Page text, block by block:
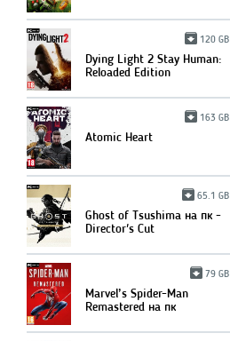
120 GB
Dying Light 2 Stay Human:
Reloaded Edition
163 GB
Atomic Heart
65.1 GB
Ghost of Tsushima на пк -
Director's Cut
79 GB
Marvel’s Spider-Man
Remastered на пк